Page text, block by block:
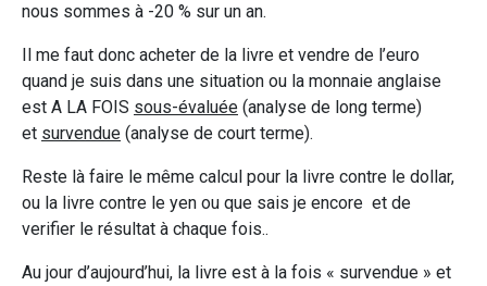
nous sommes à -20 % sur un an.
Il me faut donc acheter de la livre et vendre de l’euro
quand je suis dans une situation ou la monnaie anglaise
est A LA FOIS sous-évaluée (analyse de long terme)
et survendue (analyse de court terme).
Reste là faire le même calcul pour la livre contre le dollar,
ou la livre contre le yen ou que sais je encore et de
verifier le résultat à chaque fois..
Au jour d’aujourd’hui, la livre est à la fois « survendue » et